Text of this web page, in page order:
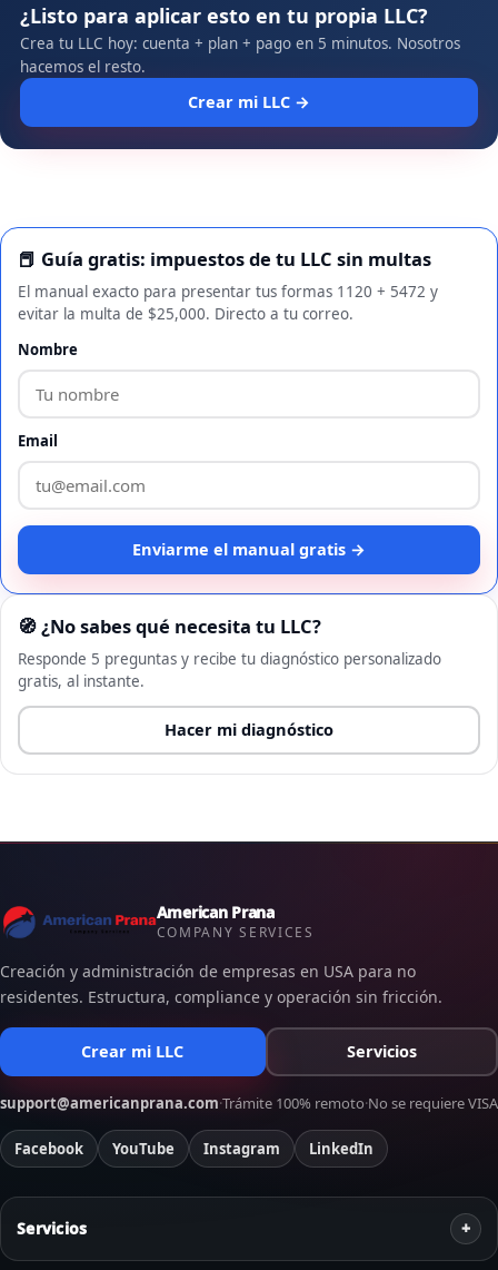
¿Listo para aplicar esto en tu propia LLC?
Crea tu LLC hoy: cuenta + plan + pago en 5 minutos. Nosotros
hacemos el resto.
Crear mi LLC →
📕 Guía gratis: impuestos de tu LLC sin multas
El manual exacto para presentar tus formas 1120 + 5472 y
evitar la multa de $25,000. Directo a tu correo.
Nombre
Email
Enviarme el manual gratis →
🧭 ¿No sabes qué necesita tu LLC?
Responde 5 preguntas y recibe tu diagnóstico personalizado
gratis, al instante.
Hacer mi diagnóstico
American Prana
COMPANY SERVICES
Creación y administración de empresas en USA para no
residentes. Estructura, compliance y operación sin fricción.
Crear mi LLC Servicios
support@americanprana.com·Trámite 100% remoto·No se requiere VISA
Facebook YouTube Instagram LinkedIn
Servicios